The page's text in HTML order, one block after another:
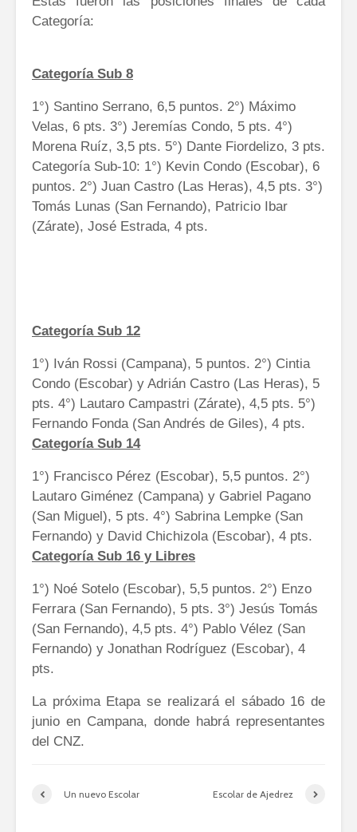
Categoría:
Categoría Sub 8
1°) Santino Serrano, 6,5 puntos. 2°) Máximo
Velas, 6 pts. 3°) Jeremías Condo, 5 pts. 4°)
Morena Ruíz, 3,5 pts. 5°) Dante Fiordelizo, 3 pts.
Categoría Sub-10: 1°) Kevin Condo (Escobar), 6
puntos. 2°) Juan Castro (Las Heras), 4,5 pts. 3°)
Tomás Lunas (San Fernando), Patricio Ibar
(Zárate), José Estrada, 4 pts.
Categoría Sub 12
1°) Iván Rossi (Campana), 5 puntos. 2°) Cintia
Condo (Escobar) y Adrián Castro (Las Heras), 5
pts. 4°) Lautaro Campastri (Zárate), 4,5 pts. 5°)
Fernando Fonda (San Andrés de Giles), 4 pts.
Categoría Sub 14
1°) Francisco Pérez (Escobar), 5,5 puntos. 2°)
Lautaro Giménez (Campana) y Gabriel Pagano
(San Miguel), 5 pts. 4°) Sabrina Lempke (San
Fernando) y David Chichizola (Escobar), 4 pts.
Categoría Sub 16 y Libres
1°) Noé Sotelo (Escobar), 5,5 puntos. 2°) Enzo
Ferrara (San Fernando), 5 pts. 3°) Jesús Tomás
(San Fernando), 4,5 pts. 4°) Pablo Vélez (San
Fernando) y Jonathan Rodríguez (Escobar), 4
pts.
La próxima Etapa se realizará el sábado 16 de
junio en Campana, donde habrá representantes
del CNZ.
Un nuevo Escolar Escolar de Ajedrez